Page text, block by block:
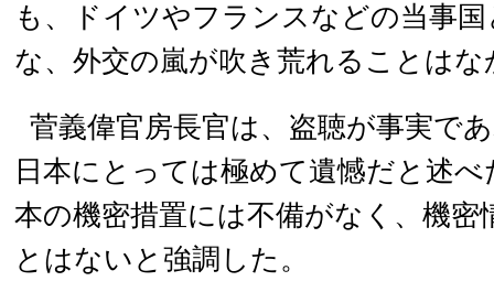
も、ドイツやフランスなどの当事
な、外交の嵐が吹き荒れることはな
菅義偉官房長官は、盗聴が事実で
日本にとっては極めて遺憾だと述
本の機密措置には不備がなく、機密
とはないと強調した。